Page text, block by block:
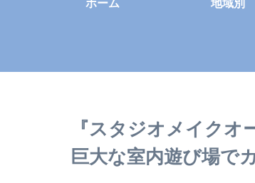
ホーム 地域別
『スタジオメイクオ
巨大な室内遊び場で